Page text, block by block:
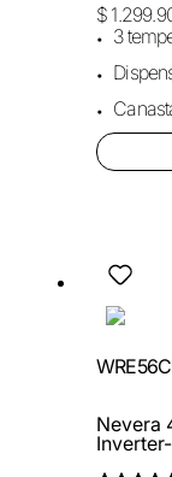
$
3
Nevera